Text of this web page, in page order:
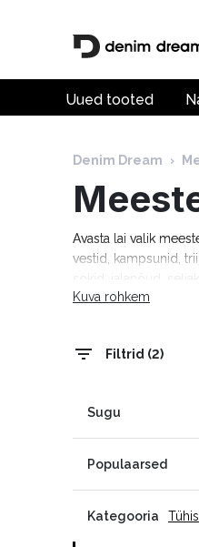
Uued tooted
Denim Dream ›
Avasta lai valik
vestid, kampsunid,
moebrändidelt nagu
Kuva rohkem
Filtrid (2)
Sugu
Populaarsed
Kategooria